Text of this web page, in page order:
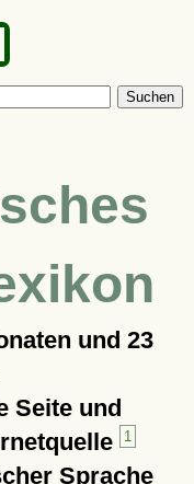
Suchen
und 23
Seite und
1
Sprache